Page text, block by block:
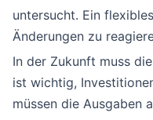
untersucht. Ein
Änderungen zu
In der Zukunft muss
ist wichtig,
müssen die Ausgaben